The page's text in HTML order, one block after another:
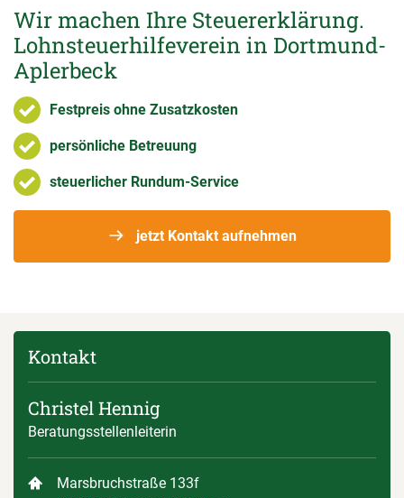
Wir machen Ihre Steuererklärung.
Lohnsteuerhilfeverein in Dortmund-
Aplerbeck
Festpreis ohne Zusatzkosten
persönliche Betreuung
steuerlicher Rundum-Service
jetzt Kontakt aufnehmen
Kontakt
Christel Hennig
Beratungsstellenleiterin
Marsbruchstraße 133f